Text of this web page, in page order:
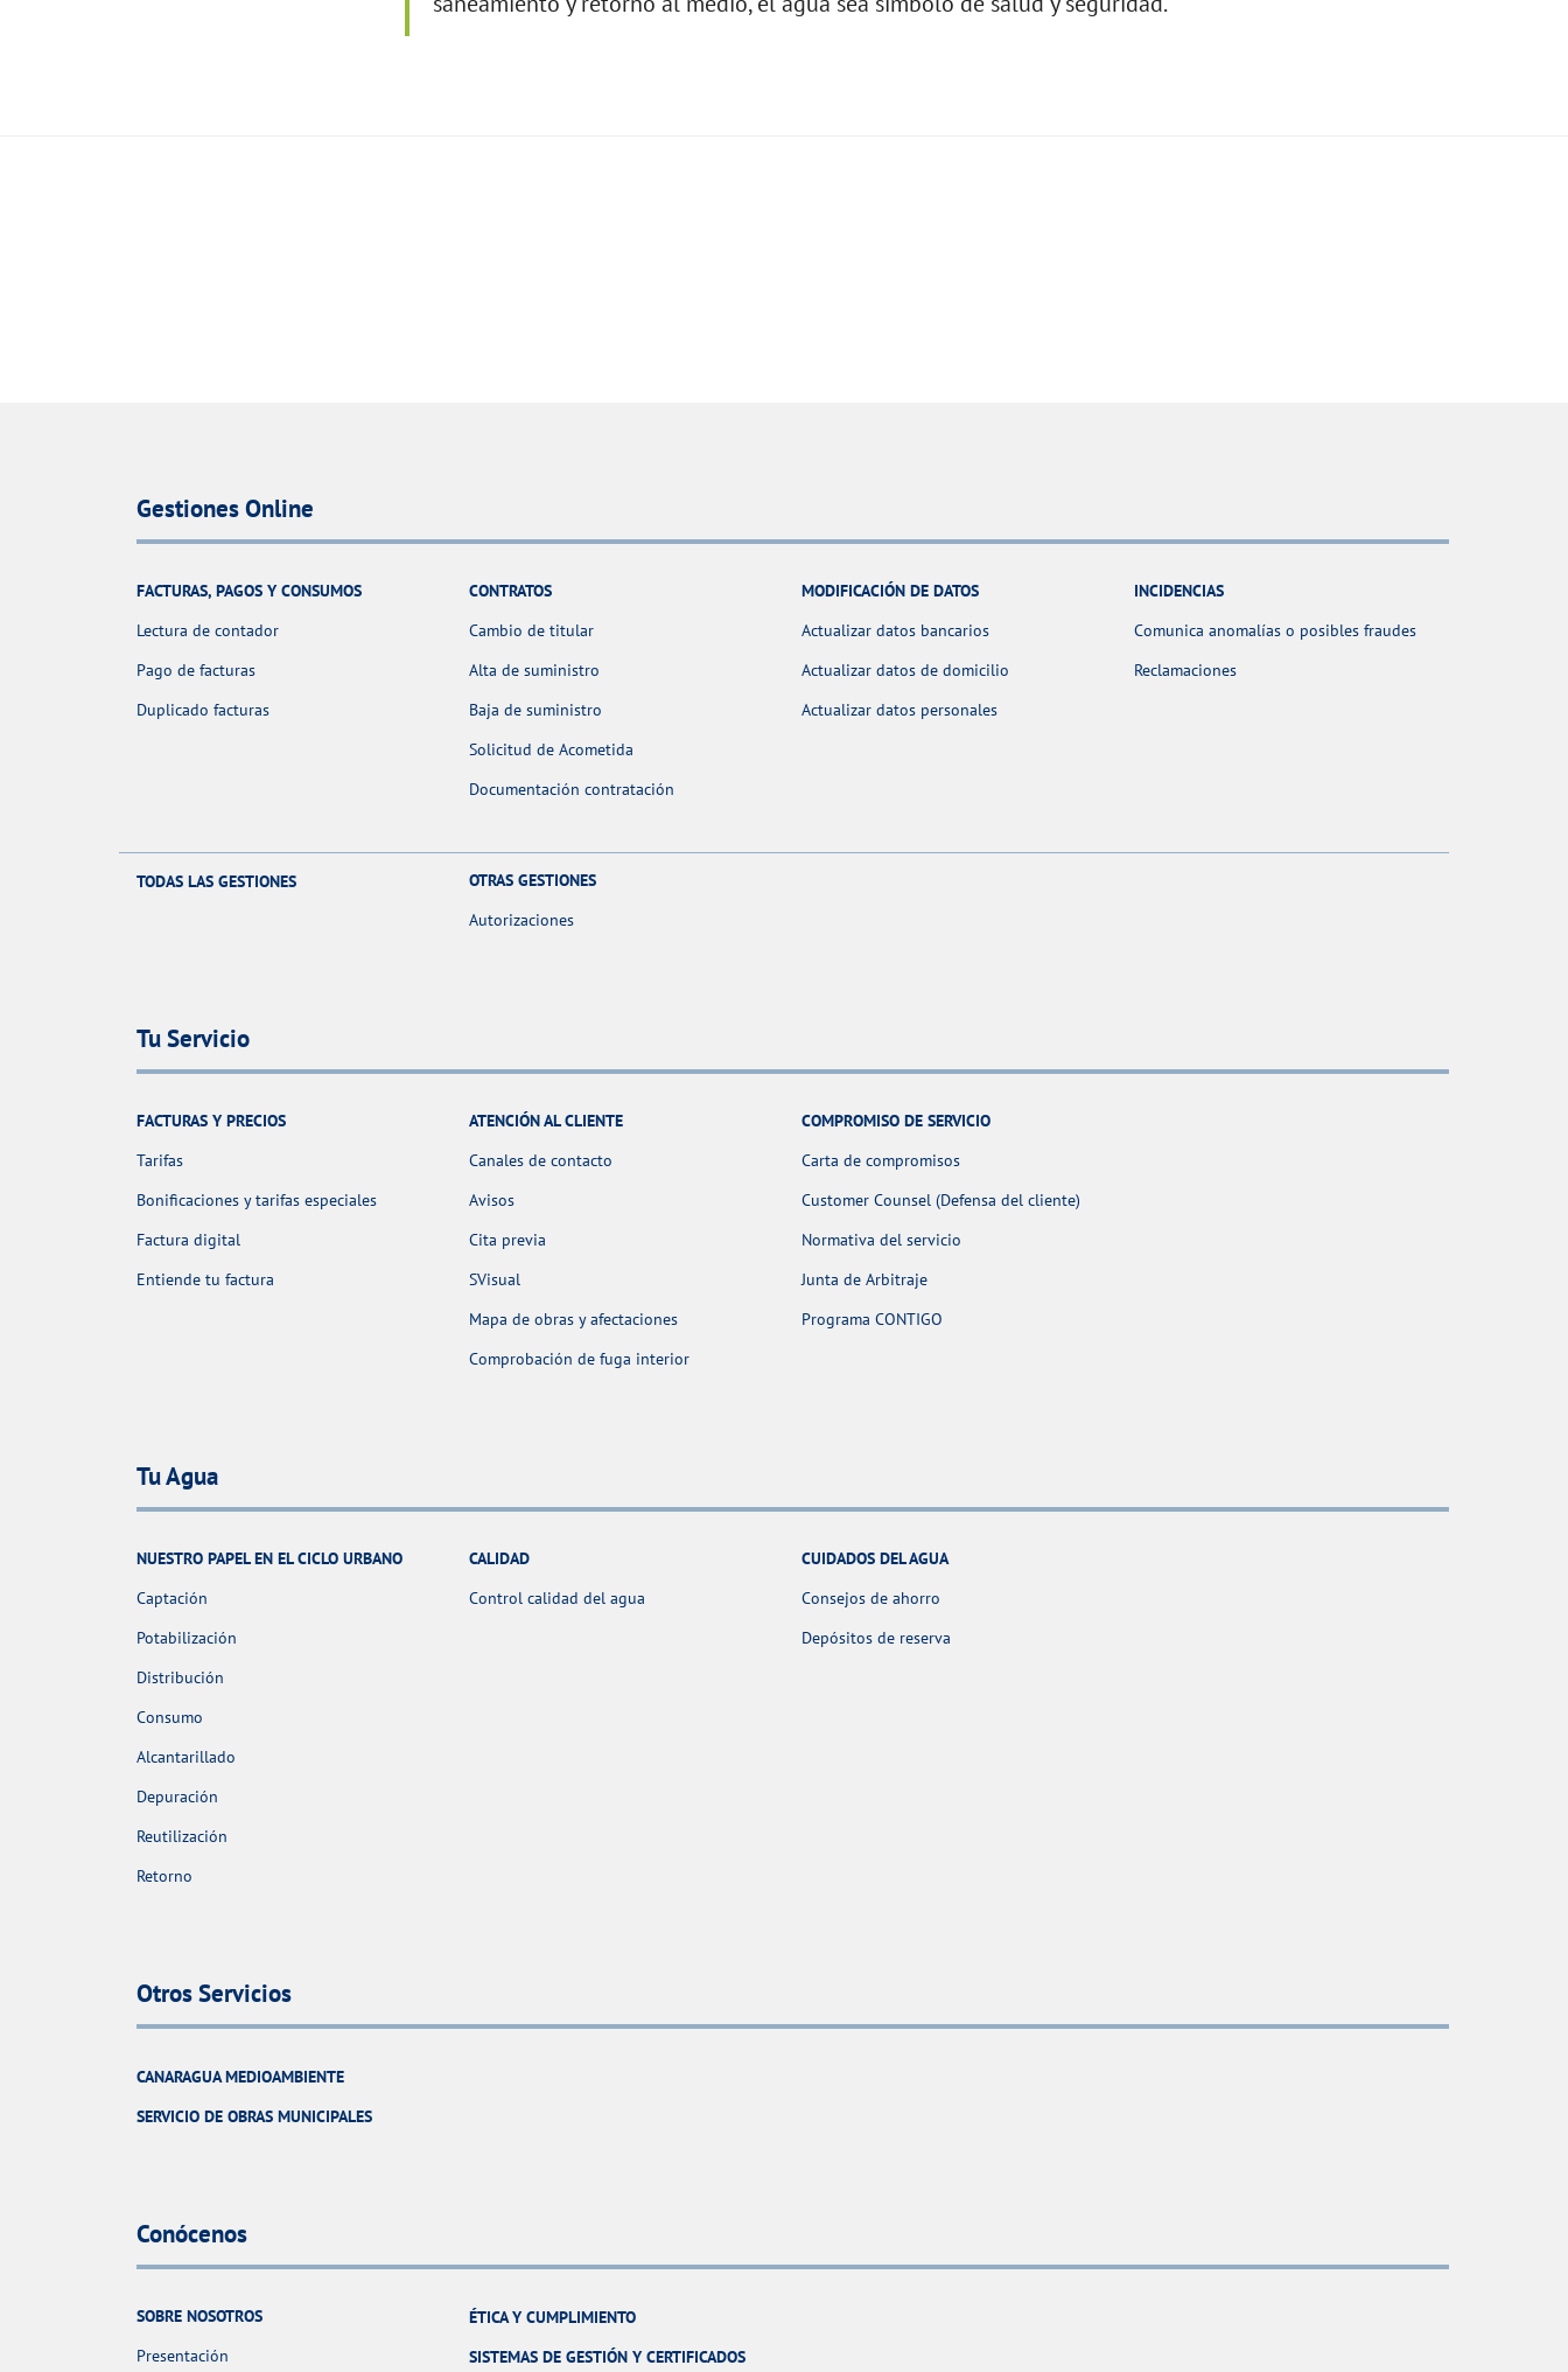
Gestiones Online
FACTURAS, PAGOS Y CONSUMOS
Lectura de contador
Pago de facturas
Duplicado facturas
CONTRATOS
Cambio de titular
Alta de suministro
Baja de suministro
Solicitud de Acometida
Documentación contratación
MODIFICACIÓN DE DATOS
Actualizar datos bancarios
Actualizar datos de domicilio
Actualizar datos personales
INCIDENCIAS
Comunica anomalías o posibles fraudes
Reclamaciones
TODAS LAS GESTIONES
OTRAS GESTIONES
Autorizaciones
Tu Servicio
FACTURAS Y PRECIOS
Tarifas
Bonificaciones y tarifas especiales
Factura digital
Entiende tu factura
ATENCIÓN AL CLIENTE
Canales de contacto
Avisos
Cita previa
SVisual
Mapa de obras y afectaciones
Comprobación de fuga interior
COMPROMISO DE SERVICIO
Carta de compromisos
Customer Counsel (Defensa del cliente)
Normativa del servicio
Junta de Arbitraje
Programa CONTIGO
Tu Agua
NUESTRO PAPEL EN EL CICLO URBANO
Captación
Potabilización
Distribución
Consumo
Alcantarillado
Depuración
Reutilización
Retorno
CALIDAD
Control calidad del agua
CUIDADOS DEL AGUA
Consejos de ahorro
Depósitos de reserva
Otros Servicios
CANARAGUA MEDIOAMBIENTE
SERVICIO DE OBRAS MUNICIPALES
Conócenos
SOBRE NOSOTROS
Presentación
ÉTICA Y CUMPLIMIENTO
SISTEMAS DE GESTIÓN Y CERTIFICADOS